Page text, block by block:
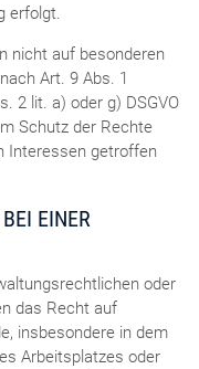
erfolgt.
nicht auf besonderen
Art. 9 Abs. 1
2 lit. a) oder g) DSGVO
Schutz der Rechte
Interessen getroffen
EINER
oder
das Recht auf
insbesondere in dem
Arbeitsplatzes oder